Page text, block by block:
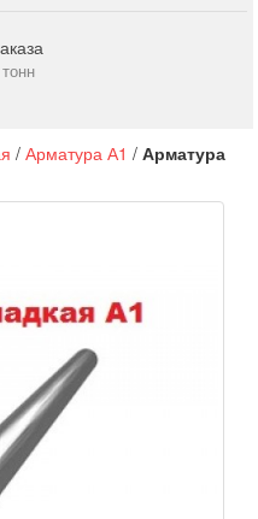
/Арматура А1 /Арматура